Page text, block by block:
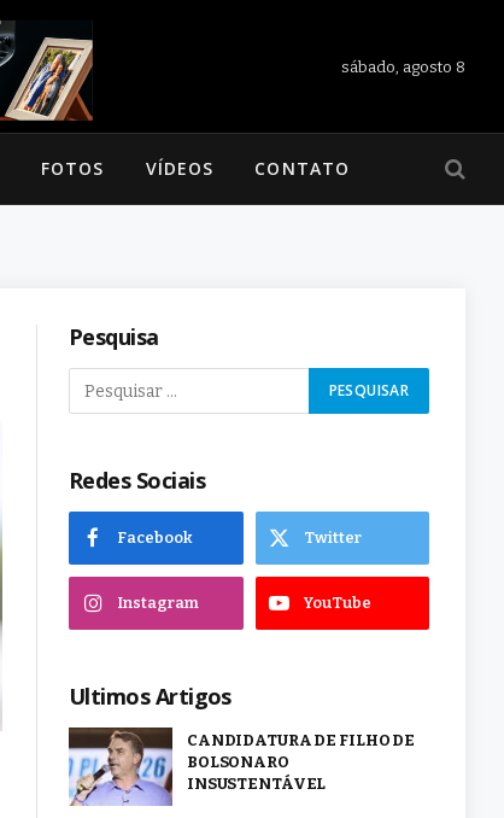
sábado, agosto 8
FOTOS VÍDEOS CONTATO
Pesquisa
Redes Sociais
Facebook Twitter
Instagram YouTube
Ultimos Artigos
CANDIDATURA DE FILHO DE
BOLSONARO
INSUSTENTÁVEL